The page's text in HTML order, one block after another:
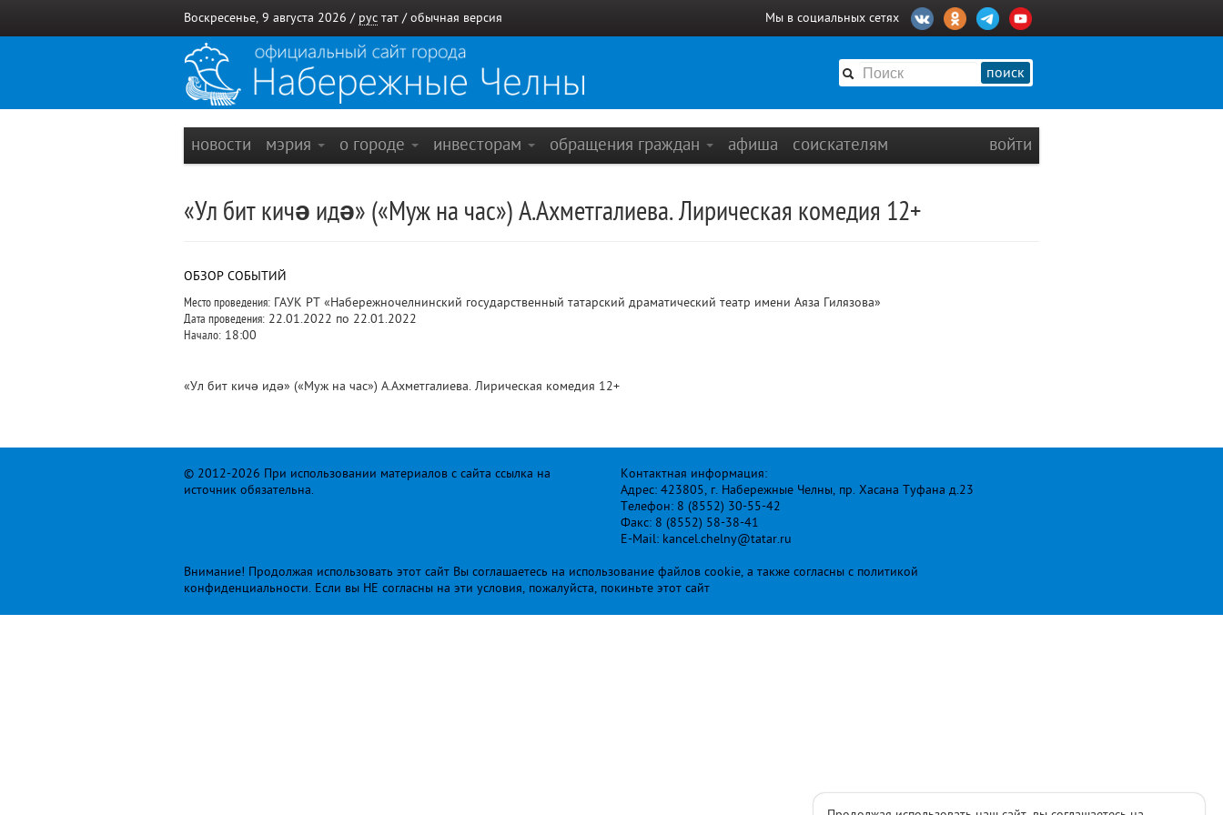
Воскресенье, 9 августа 2026 / рус тат / обычная версия Мы в социальных сетях
поиск
новости мэрия о городе инвесторам обращения граждан афиша соискателям войти
«Ул бит кичә идә» («Муж на час») А.Ахметгалиева. Лирическая комедия 12+
ОБЗОР СОБЫТИЙ
Место проведения: ГАУК РТ «Набережночелнинский государственный татарский драматический театр имени Аяза Гилязова»
Дата проведения: 22.01.2022 по 22.01.2022
Начало: 18:00
«Ул бит кичә идә» («Муж на час») А.Ахметгалиева. Лирическая комедия 12+
© 2012-2026 При использовании материалов с сайта ссылка на
источник обязательна.
Контактная информация:
Адрес: 423805, г. Набережные Челны, пр. Хасана Туфана д.23
Телефон: 8 (8552) 30-55-42
Факс: 8 (8552) 58-38-41
E-Mail: kancel.chelny@tatar.ru
Внимание! Продолжая использовать этот сайт Вы соглашаетесь на использование файлов cookie, а также согласны с политикой
конфиденциальности. Если вы НЕ согласны на эти условия, пожалуйста, покиньте этот сайт